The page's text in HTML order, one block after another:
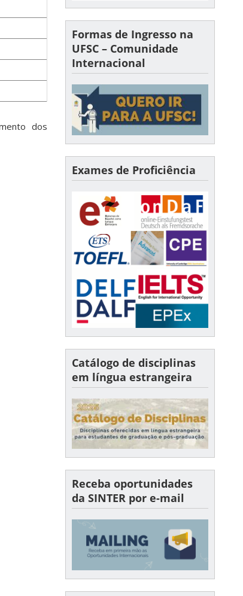
dos
Formas de Ingresso na
UFSC – Comunidade
Internacional
Exames de Proficiência
Catálogo de disciplinas
em língua estrangeira
Receba oportunidades
da SINTER por e-mail